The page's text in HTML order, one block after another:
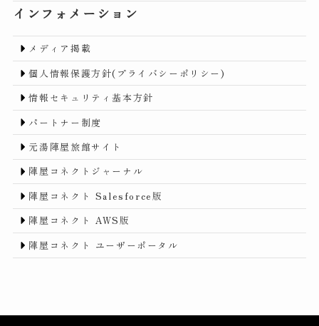
インフォメーション
メディア掲載
個人情報保護方針(プライバシーポリシー)
情報セキュリティ基本方針
パートナー制度
元湯陣屋旅館サイト
陣屋コネクトジャーナル
陣屋コネクト Salesforce版
陣屋コネクト AWS版
陣屋コネクト ユーザーポータル